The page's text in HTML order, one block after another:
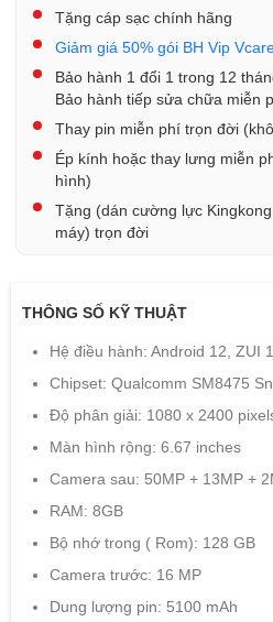
Tặng cáp sạc chính hãng
Giảm giá 50% gói BH Vip
Bảo hành 1 đổi 1 trong 12
Bảo hành tiếp sửa chữa miễn
Thay pin miễn phí trọn đời
Ép kính hoặc thay lưng miễn
hình)
Tặng (dán cường lực
máy) trọn đời
THÔNG SỐ KỸ THUẬT
Hệ điều hành: Android 12, ZUI
Chipset: Qualcomm SM8475
Độ phân giải: 1080 x 2400
Màn hình rộng: 6.67 inches
Camera sau: 50MP + 13MP +
RAM: 8GB
Bộ nhớ trong ( Rom): 128 GB
Camera trước: 16 MP
Dung lượng pin: 5100 mAh